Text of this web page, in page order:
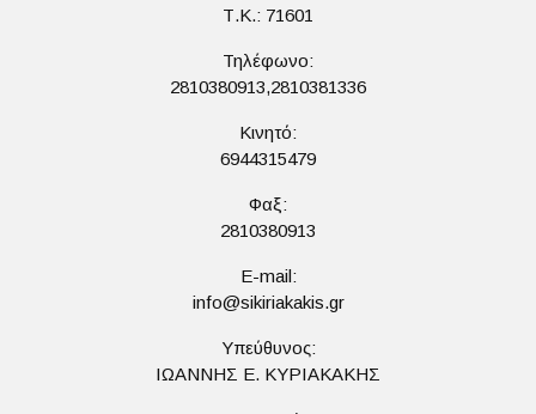
Τ.Κ.: 71601
Τηλέφωνο:
2810380913,2810381336
Κινητό:
6944315479
Φαξ:
2810380913
E-mail:
info@sikiriakakis.gr
Υπεύθυνος:
ΙΩΑΝΝΗΣ Ε. ΚΥΡΙΑΚΑΚΗΣ